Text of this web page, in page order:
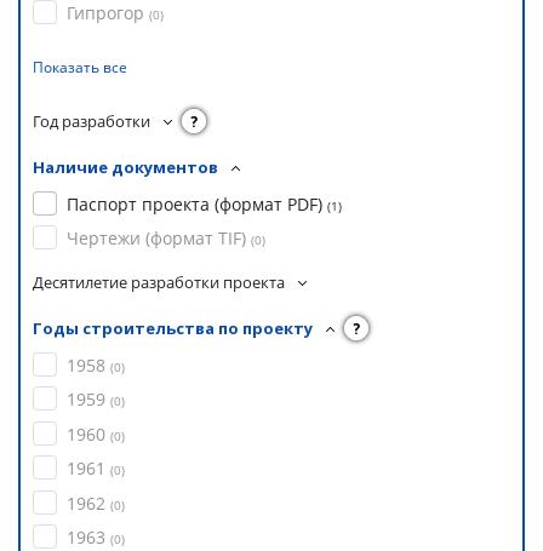
Гипрогор (0)
Показать все
Год разработки ?
Наличие документов
Паспорт проекта (формат PDF) (1)
Чертежи (формат TIF) (0)
Десятилетие разработки проекта
Годы строительства по проекту ?
1958 (0)
1959 (0)
1960 (0)
1961 (0)
1962 (0)
1963 (0)